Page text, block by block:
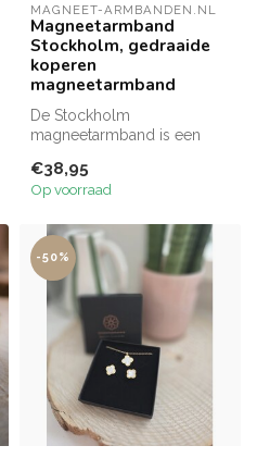
MAGNEET-ARMBANDEN.NL
Magneetarmband
Stockholm, gedraaide
koperen
magneetarmband
De Stockholm
magneetarmband is een
koperarmband in drie
harm...
€38,95
Op voorraad
-50%